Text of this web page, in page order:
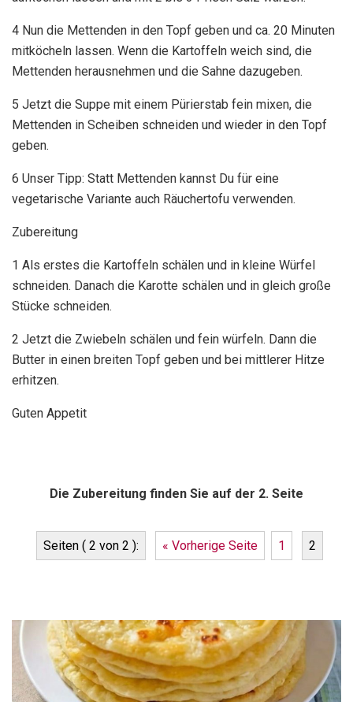
4 Nun die Mettenden in den Topf geben und ca. 20 Minuten
mitköcheln lassen. Wenn die Kartoffeln weich sind, die
Mettenden herausnehmen und die Sahne dazugeben.
5 Jetzt die Suppe mit einem Pürierstab fein mixen, die
Mettenden in Scheiben schneiden und wieder in den Topf
geben.
6 Unser Tipp: Statt Mettenden kannst Du für eine
vegetarische Variante auch Räuchertofu verwenden.
Zubereitung
1 Als erstes die Kartoffeln schälen und in kleine Würfel
schneiden. Danach die Karotte schälen und in gleich große
Stücke schneiden.
2 Jetzt die Zwiebeln schälen und fein würfeln. Dann die
Butter in einen breiten Topf geben und bei mittlerer Hitze
erhitzen.
Guten Appetit
Die Zubereitung finden Sie auf der 2. Seite
Seiten ( 2 von 2 ): « Vorherige Seite 1 2